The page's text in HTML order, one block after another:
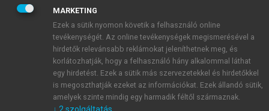
JELSZÓ
JELSZÓ ÚJRA
Kérek értesítést a MeRSZ újdonságairól, akcióiról.
MARKETING
Ezek a sütik nyomon követik a felhasználó online
tevékenységét. Az online tevékenységek megismerésével a
hirdetők relevánsabb reklámokat jeleníthetnek meg, és
korlátozhatják, hogy a felhasználó hány alkalommal láthat
egy hirdetést. Ezek a sütik más szervezetekkel és hirdetőkkel
is megoszthatják ezeket az információkat. Ezek állandó sütik,
amelyek szinte mindig egy harmadik féltől származnak.